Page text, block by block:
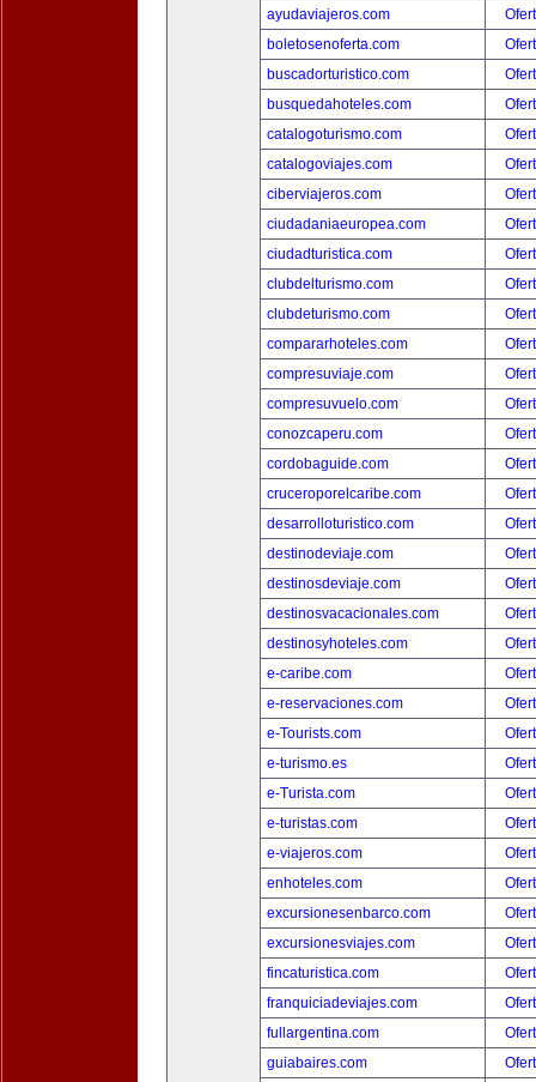
ayudaviajeros.com
boletosenoferta.com
buscadorturistico.com
busquedahoteles.com
catalogoturismo.com
catalogoviajes.com
ciberviajeros.com
ciudadaniaeuropea.com
ciudadturistica.com
clubdelturismo.com
clubdeturismo.com
compararhoteles.com
compresuviaje.com
compresuvuelo.com
conozcaperu.com
cordobaguide.com
cruceroporelcaribe.com
desarrolloturistico.com
destinodeviaje.com
destinosdeviaje.com
destinosvacacionales.com
destinosyhoteles.com
e-caribe.com
e-reservaciones.com
e-Tourists.com
e-turismo.es
e-Turista.com
e-turistas.com
e-viajeros.com
enhoteles.com
excursionesenbarco.com
excursionesviajes.com
fincaturistica.com
franquiciadeviajes.com
fullargentina.com
guiabaires.com